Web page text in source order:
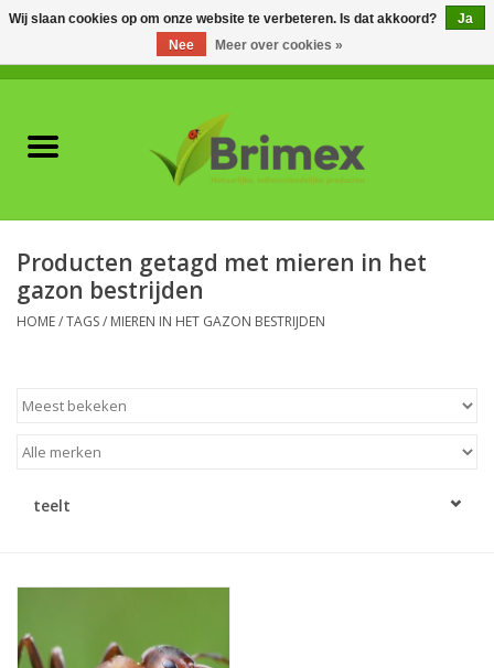
Plagen & Ziekten
Meststoffen en
Bodemverbeteraars
Monitoring
Brimex kaarten
Producten getagd met mieren in het
gazon bestrijden
HOME/TAGS/ MIEREN IN HET GAZON BESTRIJDEN
teelt
Wij slaan cookies op om onze website te verbeteren. Is dat akkoord?
Ja
Nee
Meer over cookies »